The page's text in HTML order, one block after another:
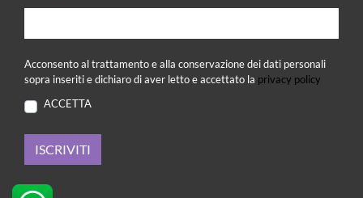
Acconsento al trattamento e alla conservazione dei dati personali
sopra inseriti e dichiaro di aver letto e accettato la privacy policy
ACCETTA